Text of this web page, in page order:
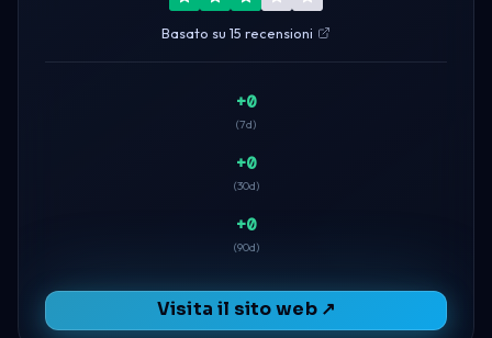
Basato su 15 recensioni
+0
(7d)
+0
(30d)
+0
(90d)
Visita il sito web ↗